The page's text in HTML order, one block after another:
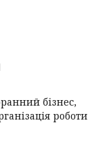
бізнес,
роботи